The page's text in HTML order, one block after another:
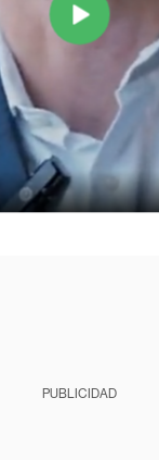
PUBLICIDAD